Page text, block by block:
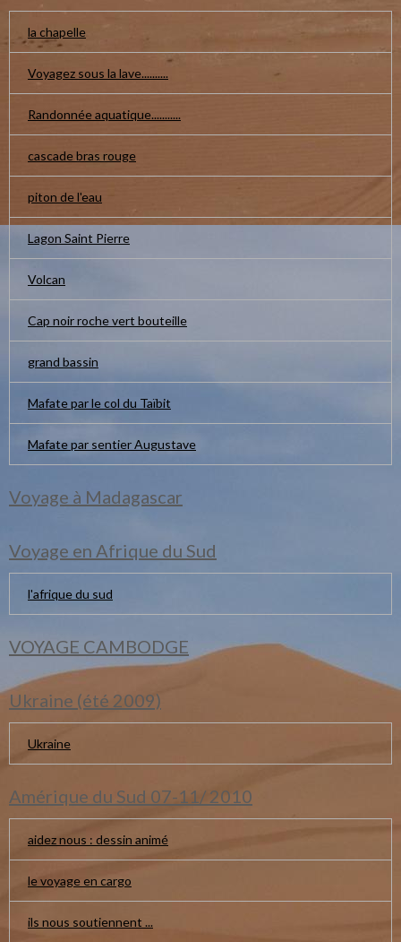
la chapelle
Voyagez sous la lave..........
Randonnée aquatique...........
cascade bras rouge
piton de l'eau
Lagon Saint Pierre
Volcan
Cap noir roche vert bouteille
grand bassin
Mafate par le col du Taïbit
Mafate par sentier Augustave
Voyage à Madagascar
Voyage en Afrique du Sud
l'afrique du sud
VOYAGE CAMBODGE
Ukraine (été 2009)
Ukraine
Amérique du Sud 07-11/ 2010
aidez nous : dessin animé
le voyage en cargo
ils nous soutiennent ...